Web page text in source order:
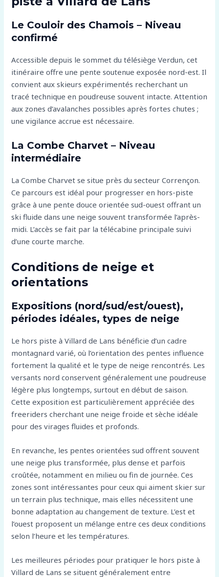
Le Couloir des Chamois – Niveau
confirmé
Accessible depuis le sommet du télésiège Verdun, cet
itinéraire offre une pente soutenue exposée nord-est. Il
convient aux skieurs expérimentés recherchant un
tracé technique en poudreuse souvent intacte. Attention
aux zones d’avalanches possibles après fortes chutes ;
une vigilance accrue est nécessaire.
La Combe Charvet – Niveau
intermédiaire
La Combe Charvet se situe près du secteur Corrençon.
Ce parcours est idéal pour progresser en hors-piste
grâce à une pente douce orientée sud-ouest offrant un
ski fluide dans une neige souvent transformée l’après-
midi. L’accès se fait par la télécabine principale suivi
d’une courte marche.
Conditions de neige et
orientations
Expositions (nord/sud/est/ouest),
périodes idéales, types de neige
Le hors piste à Villard de Lans bénéficie d’un cadre
montagnard varié, où l’orientation des pentes influence
fortement la qualité et le type de neige rencontrés. Les
versants nord conservent généralement une poudreuse
légère plus longtemps, surtout en début de saison.
Cette exposition est particulièrement appréciée des
freeriders cherchant une neige froide et sèche idéale
pour des virages fluides et profonds.
En revanche, les pentes orientées sud offrent souvent
une neige plus transformée, plus dense et parfois
croûtée, notamment en milieu ou fin de journée. Ces
zones sont intéressantes pour ceux qui aiment skier sur
un terrain plus technique, mais elles nécessitent une
bonne adaptation au changement de texture. L’est et
l’ouest proposent un mélange entre ces deux conditions
selon l’heure et les températures.
Les meilleures périodes pour pratiquer le hors piste à
Villard de Lans se situent généralement entre